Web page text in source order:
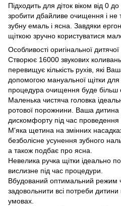
Підходить для діток віком від 0
зробити дбайливе очищення і не
зубну емаль і ясна. Завдяки
щіткою зручно користуватися
Особливості оригінальної
Створює 16000 звукових
перевищує кількість рухів, які
допомогою мануальної щітки для
процедура очищення буде більш
Маленька чистяча головка
ротової порожнини. Ваша дитина
дискомфорту під час
М'яка щетина на змінних
безболісне усунення зубного
а також подбає про ясна.
Невелика ручка щітки ідеально
вислизне під час процедури.
Вбудований оптимальний режим
задовольнити всі потреби
умовах.